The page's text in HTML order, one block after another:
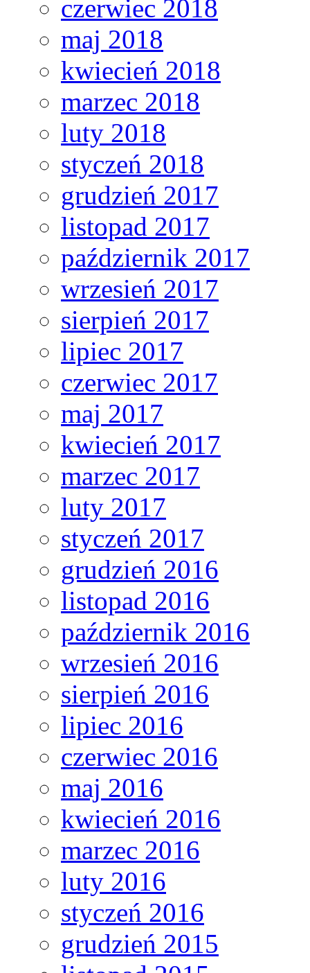
czerwiec 2018
maj 2018
kwiecień 2018
marzec 2018
luty 2018
styczeń 2018
grudzień 2017
listopad 2017
październik 2017
wrzesień 2017
sierpień 2017
lipiec 2017
czerwiec 2017
maj 2017
kwiecień 2017
marzec 2017
luty 2017
styczeń 2017
grudzień 2016
listopad 2016
październik 2016
wrzesień 2016
sierpień 2016
lipiec 2016
czerwiec 2016
maj 2016
kwiecień 2016
marzec 2016
luty 2016
styczeń 2016
grudzień 2015